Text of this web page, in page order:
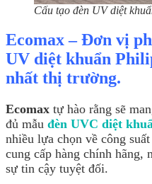
Cấu tạo đèn UV diệt
Ecomax – Đơn vị
UV diệt khuẩn
nhất thị trường.
Ecomax tự hào rằng sẽ
đủ mẫu đèn UVC diệt
nhiều lựa chọn về công
cung cấp hàng chính hãng,
sự tin cậy tuyệt đối.